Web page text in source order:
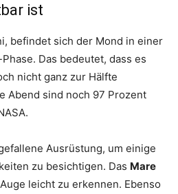
ist
befindet sich der Mond in einer
Das bedeutet, dass es
nicht ganz zur Hälfte
Abend sind noch 97 Prozent
Ausrüstung, um einige
zu besichtigen. Das Mare
leicht zu erkennen. Ebenso